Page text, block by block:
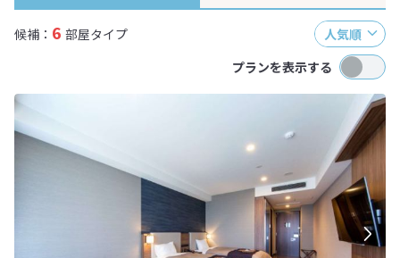
候補： 6 部屋タイプ
人気順
プランを表示する